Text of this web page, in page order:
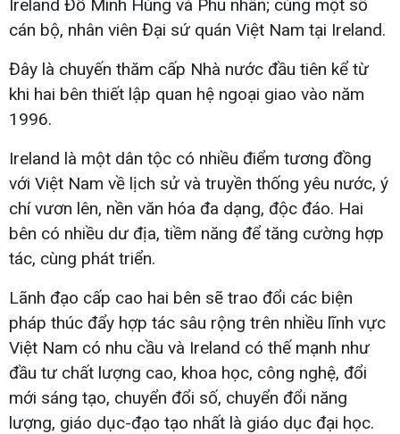
Ireland Đỗ Minh Hùng và Phu nhân; cùng một số
cán bộ, nhân viên Đại sứ quán Việt Nam tại Ireland.
Đây là chuyến thăm cấp Nhà nước đầu tiên kể từ
khi hai bên thiết lập quan hệ ngoại giao vào năm
1996.
Ireland là một dân tộc có nhiều điểm tương đồng
với Việt Nam về lịch sử và truyền thống yêu nước, ý
chí vươn lên, nền văn hóa đa dạng, độc đáo. Hai
bên có nhiều dư địa, tiềm năng để tăng cường hợp
tác, cùng phát triển.
Lãnh đạo cấp cao hai bên sẽ trao đổi các biện
pháp thúc đẩy hợp tác sâu rộng trên nhiều lĩnh vực
Việt Nam có nhu cầu và Ireland có thế mạnh như
đầu tư chất lượng cao, khoa học, công nghệ, đổi
mới sáng tạo, chuyển đổi số, chuyển đổi năng
lượng, giáo dục-đạo tạo nhất là giáo dục đại học.